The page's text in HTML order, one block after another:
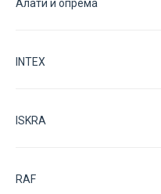
Aлати и опрема
INTEX
ISKRA
RAF